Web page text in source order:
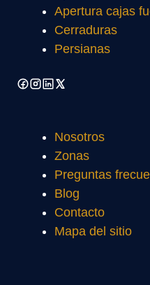
Apertura cajas
Cerraduras
Persianas
Nosotros
Zonas
Preguntas
Blog
Contacto
Mapa del sitio